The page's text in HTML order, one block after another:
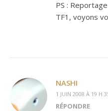
PS :
TF1, voyons
NASHI
1 JUIN 2008 À 19 H
RÉPONDRE